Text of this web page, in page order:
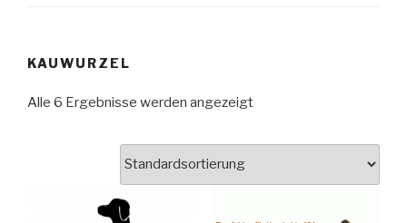
KAUWURZEL
Alle 6 Ergebnisse werden angezeigt